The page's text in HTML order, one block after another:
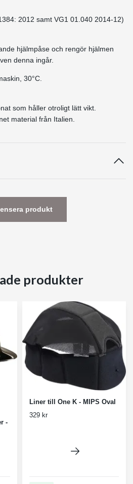
2012 samt VG1 01.040 2014-12)
hjälmpåse och rengör hjälmen
denna ingår.
30°C.
som håller otroligt lätt vikt.
material från Italien.
produkt
produkter
-
Liner till One K - MIPS Oval
329 kr